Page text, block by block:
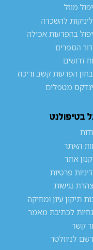
מוזל
להשכרה
בהפרעות אכילה
הספרים
דרושים
הפרעות קשב וריכוז
מטפלים
בטיפולנט
האתר
אתר
פרטיות
נגישות
תיקון עיון ומחיקה
לכתיבת מאמר
קשר
לניוזלטר